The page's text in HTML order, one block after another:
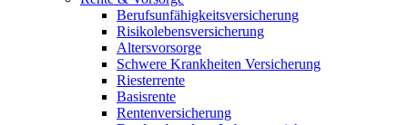
Berufs­unfähigkeitsversicherung
Risikolebensversicherung
Altersvorsorge
Schwere Krankheiten Versicherung
Riesterrente
Basisrente
Rentenversicherung